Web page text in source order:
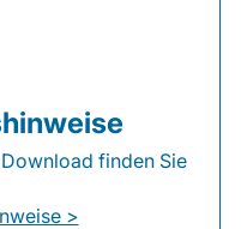
finden Sie
>